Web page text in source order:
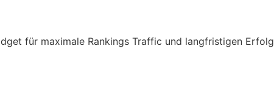
für maximale Rankings Traffic und langfristigen Erfolg